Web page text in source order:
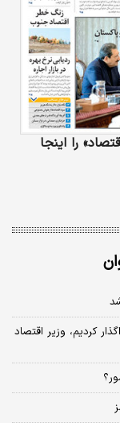
را اینجا
کردیم، وزیر اقتصاد